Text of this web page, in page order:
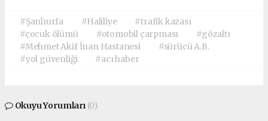
#Şanlıurfa #Haliliye
#trafik kazası
#çocuk ölümü
#otomobil çarpması
#gözaltı
#Mehmet Akif İnan Hastanesi
#sürücü A.B.
#yol güvenliği
#acı haber
Okuyu Yorumları (0)